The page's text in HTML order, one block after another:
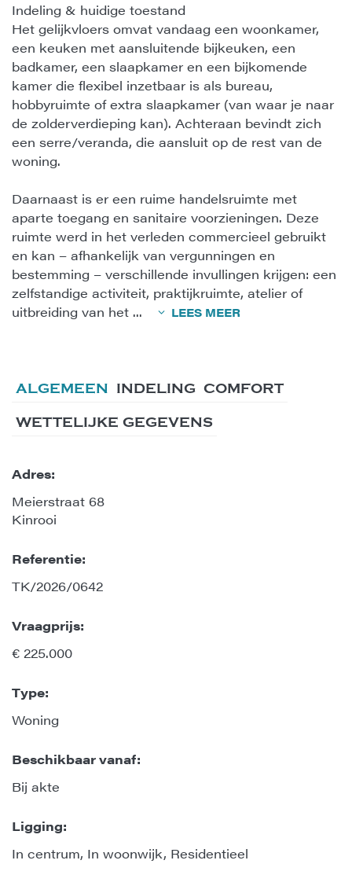
Indeling & huidige toestand
Het gelijkvloers omvat vandaag een woonkamer,
een keuken met aansluitende bijkeuken, een
badkamer, een slaapkamer en een bijkomende
kamer die flexibel inzetbaar is als bureau,
hobbyruimte of extra slaapkamer (van waar je naar
de zolderverdieping kan). Achteraan bevindt zich
een serre/veranda, die aansluit op de rest van de
woning.
Daarnaast is er een ruime handelsruimte met
aparte toegang en sanitaire voorzieningen. Deze
ruimte werd in het verleden commercieel gebruikt
en kan – afhankelijk van vergunningen en
bestemming – verschillende invullingen krijgen: een
zelfstandige activiteit, praktijkruimte, atelier of
uitbreiding van het ... LEES MEER
ALGEMEEN INDELING COMFORT
WETTELIJKE GEGEVENS
Adres:
Meierstraat 68
Kinrooi
Referentie:
TK/2026/0642
Vraagprijs:
€ 225.000
Type:
Woning
Beschikbaar vanaf:
Bij akte
Ligging:
In centrum, In woonwijk, Residentieel